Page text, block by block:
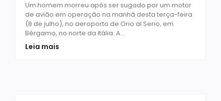
Um homem morreu após ser sugado por um motor
de avião em operação na manhã desta terça-feira
(8 de julho), no aeroporto de Orio al Serio, em
Bérgamo, no norte da Itália. A...
Leia mais